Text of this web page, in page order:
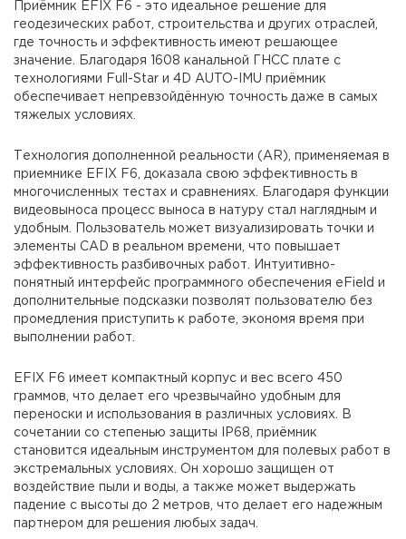
Приёмник EFIX F6 - это идеальное решение для
геодезических работ, строительства и других отраслей,
где точность и эффективность имеют решающее
значение. Благодаря 1608 канальной ГНСС плате с
технологиями Full-Star и 4D AUTO-IMU приёмник
обеспечивает непревзойдённую точность даже в самых
тяжелых условиях.
Технология дополненной реальности (AR), применяемая в
приемнике EFIX F6, доказала свою эффективность в
многочисленных тестах и сравнениях. Благодаря функции
видеовыноса процесс выноса в натуру стал наглядным и
удобным. Пользователь может визуализировать точки и
элементы CAD в реальном времени, что повышает
эффективность разбивочных работ. Интуитивно-
понятный интерфейс программного обеспечения eField и
дополнительные подсказки позволят пользователю без
промедления приступить к работе, экономя время при
выполнении работ.
EFIX F6 имеет компактный корпус и вес всего 450
граммов, что делает его чрезвычайно удобным для
переноски и использования в различных условиях. В
сочетании со степенью защиты IP68, приёмник
становится идеальным инструментом для полевых работ в
экстремальных условиях. Он хорошо защищен от
воздействие пыли и воды, а также может выдержать
падение с высоты до 2 метров, что делает его надежным
партнером для решения любых задач.